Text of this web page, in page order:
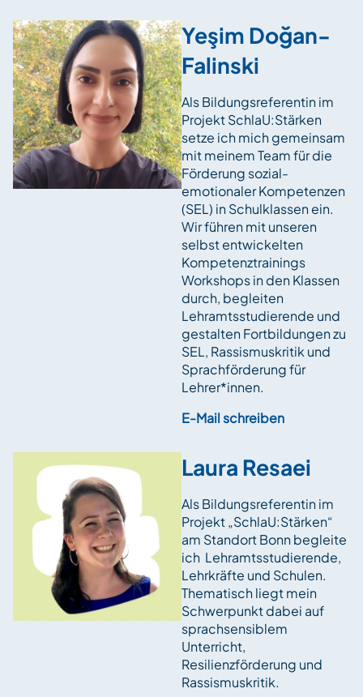
Yeşim Doğan-
Falinski
Als Bildungsreferentin im
Projekt SchlaU:Stärken
setze ich mich gemeinsam
mit meinem Team für die
Förderung sozial-
emotionaler Kompetenzen
(SEL) in Schulklassen ein.
Wir führen mit unseren
selbst entwickelten
Kompetenztrainings
Workshops in den Klassen
durch, begleiten
Lehramtsstudierende und
gestalten Fortbildungen zu
SEL, Rassismuskritik und
Sprachförderung für
Lehrer*innen.
E-Mail schreiben
Laura Resaei
Als Bildungsreferentin im
Projekt „SchlaU:Stärken“
am Standort Bonn begleite
ich Lehramtsstudierende,
Lehrkräfte und Schulen.
Thematisch liegt mein
Schwerpunkt dabei auf
sprachsensiblem
Unterricht,
Resilienzförderung und
Rassismuskritik.